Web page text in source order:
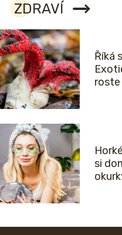
ZDRAVÍ
Říká
roste
si